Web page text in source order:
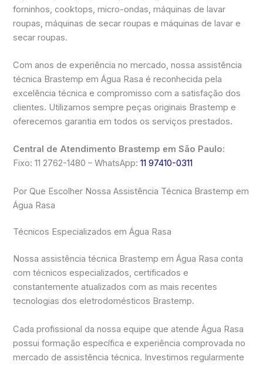
forninhos, cooktops, micro-ondas, máquinas de lavar
roupas, máquinas de secar roupas e máquinas de lavar e
secar roupas.
Com anos de experiência no mercado, nossa assistência
técnica Brastemp em Água Rasa é reconhecida pela
excelência técnica e compromisso com a satisfação dos
clientes. Utilizamos sempre peças originais Brastemp e
oferecemos garantia em todos os serviços prestados.
Central de Atendimento Brastemp em São Paulo:
Fixo: 11 2762-1480 – WhatsApp:11 97410-0311
Por Que Escolher Nossa Assistência Técnica Brastemp em
Água Rasa
Técnicos Especializados em Água Rasa
Nossa assistência técnica Brastemp em Água Rasa conta
com técnicos especializados, certificados e
constantemente atualizados com as mais recentes
tecnologias dos eletrodomésticos Brastemp.
Cada profissional da nossa equipe que atende Água Rasa
possui formação específica e experiência comprovada no
mercado de assistência técnica. Investimos regularmente